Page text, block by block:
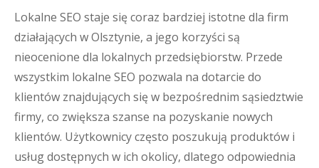
Lokalne SEO staje się coraz bardziej istotne dla firm
działających w Olsztynie, a jego korzyści są
nieocenione dla lokalnych przedsiębiorstw. Przede
wszystkim lokalne SEO pozwala na dotarcie do
klientów znajdujących się w bezpośrednim sąsiedztwie
firmy, co zwiększa szanse na pozyskanie nowych
klientów. Użytkownicy często poszukują produktów i
usług dostępnych w ich okolicy, dlatego odpowiednia